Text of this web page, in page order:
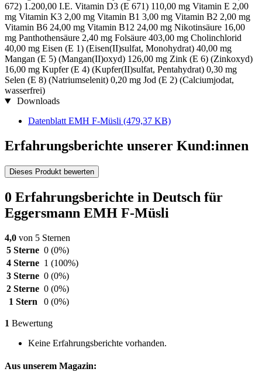
672) 1.200,00 I.E. Vitamin D3 (E 671) 110,00 mg Vitamin E 2,00
mg Vitamin K3 2,00 mg Vitamin B1 3,00 mg Vitamin B2 2,00 mg
Vitamin B6 24,00 mg Vitamin B12 24,00 mg Nikotinsäure 16,00
mg Panthothensäure 2,40 mg Folsäure 403,00 mg Cholinchlorid
40,00 mg Eisen (E 1) (Eisen(II)sulfat, Monohydrat) 40,00 mg
Mangan (E 5) (Mangan(II)oxyd) 126,00 mg Zink (E 6) (Zinkoxyd)
16,00 mg Kupfer (E 4) (Kupfer(II)sulfat, Pentahydrat) 0,30 mg
Selen (E 8) (Natriumselenit) 0,20 mg Jod (E 2) (Calciumjodat,
wasserfrei)
Downloads
Datenblatt EMH F-Müsli (479,37 KB)
Erfahrungsberichte unserer Kund:innen
Dieses Produkt bewerten
0 Erfahrungsberichte in Deutsch für
Eggersmann EMH F-Müsli
4,0 von 5 Sternen
5 Sterne 0 (0%)
4 Sterne 1 (100%)
3 Sterne 0 (0%)
2 Sterne 0 (0%)
1 Stern
0 (0%)
1 Bewertung
Keine Erfahrungsberichte vorhanden.
Aus unserem Magazin: